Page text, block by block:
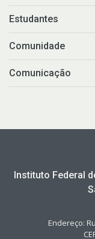
Estudantes
Comunidade
Comunicação
Instituto Federal
Endereço: